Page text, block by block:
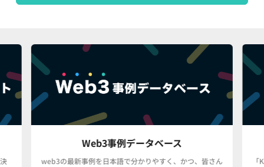
Web3事例データベース
web3の最新事例を日本語で分かりやすく、かつ、皆さん